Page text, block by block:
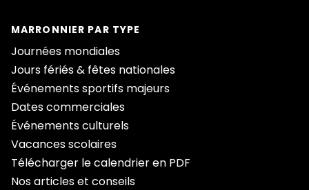
MARRONNIER PAR TYPE
Journées mondiales
Jours fériés & fêtes nationales
Événements sportifs majeurs
Dates commerciales
Événements culturels
Vacances scolaires
Télécharger le calendrier en PDF
Nos articles et conseils